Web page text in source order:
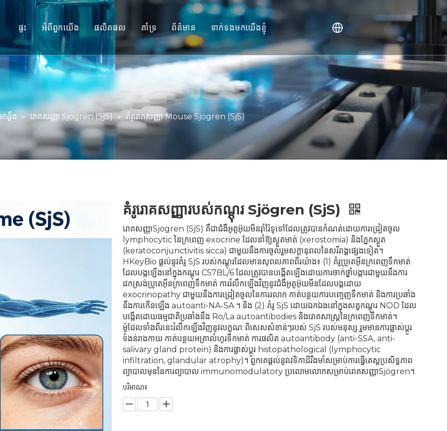
ផ្ទះ អំពីពួកយើង ផលិតផល
ម៉ូដែល Primate មិនមែនមនុស្ស (NHP)
គំរូសត្វកកេរ
ជាលិកាមនុស្ស និងម៉ូដែល Ex Vivo
ការវាយតម្លៃប្រសិទ្ធភាពរួមបញ្ចូលគ្នា
ឱសថការបកប្រែ និងជីវសម្គាល់
ការគាំទ្រការដាក់ស្នើ IND
គាំទ្រ
សេវាកម្ម
សំណួរគេសួរញឹកញាប់
សក្ខីកម្មរបស់អតិថិជន
ព័ត៌មាន ទាក់ទងមកយើងខ្ញុំ
ឆ្អឹង » រោគសញ្ញា Sjogren (SjS) » គំរូរោគសញ្ញា Mouse Sjögren (SjS)
គំរូរោគសញ្ញារបស់កណ្តុរ Sjögren (SjS)
រោគសញ្ញាSjögren (SjS) គឺជាជំងឺអូតូអ៊ុយមីនរ៉ាំរ៉ៃទូទៅដែលត្រូវបានកំណត់ដោយការជ្រៀតចូល
lymphocytic នៃក្រពេញ exocrine ដែលនាំឱ្យស្ងួតមាត់ (xerostomia) និងភ្នែកស្ងួត
(keratoconjunctivitis sicca) ជាមួយនឹងការចូលរួមសក្តានុពលនៃសរីរាង្គផ្សេងទៀត។
HKeyBio ផ្តល់នូវគំរូ SjS របស់កណ្តុរដែលមានសុពលភាពពីរយ៉ាង៖ (1) គំរូប្រូតេអ៊ីនក្រពេញទឹកមាត់
ដែលបង្កឡើងនៅក្នុងកណ្តុរ C57BL/6 ដែលត្រូវបានបង្កើតឡើងដោយការចាក់ថ្នាំបង្ការជាមួយនឹងការ
ដកស្រង់ប្រូតេអ៊ីនក្រពេញទឹកមាត់ ការរំលឹកឡើងវិញនូវជំងឺអូតូអ៊ុយមីនដែលបង្កដោយ
exocrinopathy ជាមួយនឹងការជ្រៀតចូលនៃការរលាក កាត់បន្ថយការបញ្ចេញទឹកមាត់ និងការប្រឆាំង
នឹងការកើនឡើង autoanti-NA-SA ។ និង (2) គំរូ SjS ដោយឯកឯងនៅក្នុងសត្វកណ្ដុរ NOD ដែល
បង្កើតដោយធម្មជាតិប្រឆាំងនឹង Ro/La autoantibodies និងរោគសាស្ត្រនៃក្រពេញទឹកមាត់។
ម៉ូដែលទាំងពីរនេះរំលឹកឡើងវិញនូវលក្ខណៈពិសេសសំខាន់ៗរបស់ SjS របស់មនុស្ស រួមមានការផ្លាស់ប្តូរ
ទំងន់រាងកាយ កាត់បន្ថយអត្រាលំហូរទឹកមាត់ ការផលិត autoantibody (anti-SSA, anti-
salivary gland protein) និងការផ្លាស់ប្តូរ histopathological (lymphocytic
infiltration, glandular atrophy)។ ពួកគេផ្តល់នូវវេទិកាដ៏រឹងមាំសម្រាប់ការធ្វើតេស្តប្រសិទ្ធភាព
ព្យាបាលមុននៃការព្យាបាល immunomodulatory ប្រលោមលោកសម្រាប់រោគសញ្ញាSjögren។
បរិមាណ៖